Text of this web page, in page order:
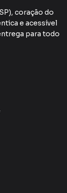
coração do
e acessível
para todo